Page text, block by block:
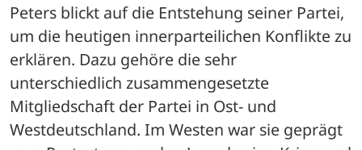
Peters blickt auf die Entstehung seiner Partei,
um die heutigen innerparteilichen Konflikte zu
erklären. Dazu gehöre die sehr
unterschiedlich zusammengesetzte
Mitgliedschaft der Partei in Ost- und
Westdeutschland. Im Westen war sie geprägt